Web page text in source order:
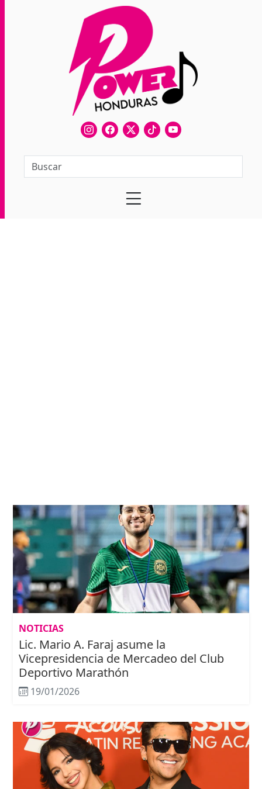
NOTICIAS
Lic. Mario A. Faraj asume la
Vicepresidencia de Mercadeo del Club
Deportivo Marathón
19/01/2026